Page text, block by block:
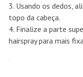
3. Usando os dedos,
topo da cabeça.
4. Finalize a parte
hairspray para mais